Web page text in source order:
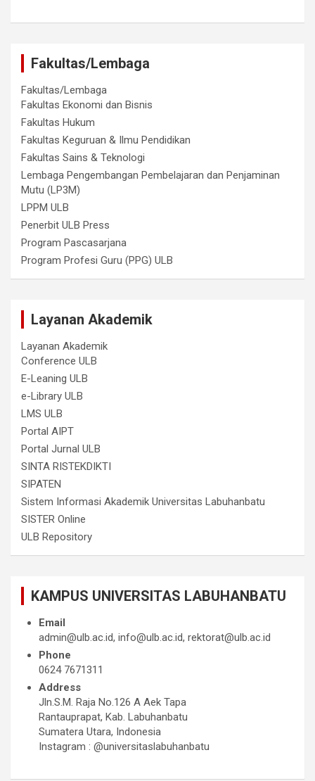
Fakultas/Lembaga
Fakultas/Lembaga
Fakultas Ekonomi dan Bisnis
Fakultas Hukum
Fakultas Keguruan & Ilmu Pendidikan
Fakultas Sains & Teknologi
Lembaga Pengembangan Pembelajaran dan Penjaminan
Mutu (LP3M)
LPPM ULB
Penerbit ULB Press
Program Pascasarjana
Program Profesi Guru (PPG) ULB
Layanan Akademik
Layanan Akademik
Conference ULB
E-Leaning ULB
e-Library ULB
LMS ULB
Portal AIPT
Portal Jurnal ULB
SINTA RISTEKDIKTI
SIPATEN
Sistem Informasi Akademik Universitas Labuhanbatu
SISTER Online
ULB Repository
KAMPUS UNIVERSITAS LABUHANBATU
Email
admin@ulb.ac.id, info@ulb.ac.id, rektorat@ulb.ac.id
Phone
0624 7671311
Address
Jln.S.M. Raja No.126 A Aek Tapa
Rantauprapat, Kab. Labuhanbatu
Sumatera Utara, Indonesia
Instagram : @universitaslabuhanbatu